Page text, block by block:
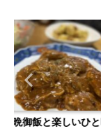
いひと時。